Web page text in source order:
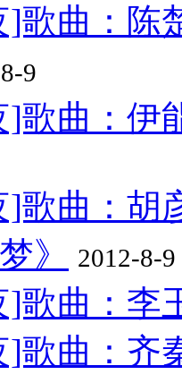
歌曲：陈
9
歌曲：伊
歌曲：胡
》
2012-8-9
歌曲：李
歌曲：齐